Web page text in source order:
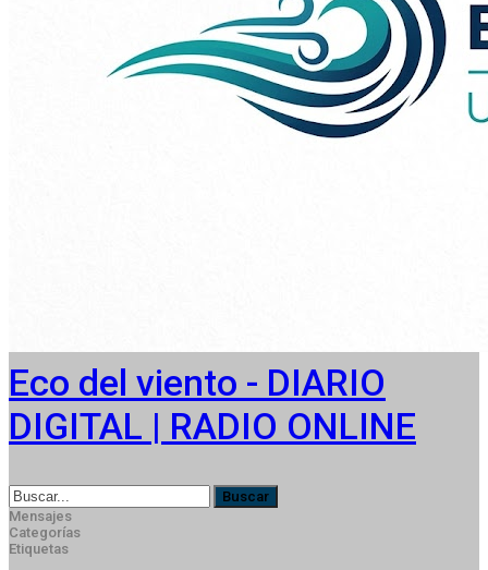
Eco del viento - DIARIO
DIGITAL | RADIO ONLINE
Mensajes
Categorías
Etiquetas